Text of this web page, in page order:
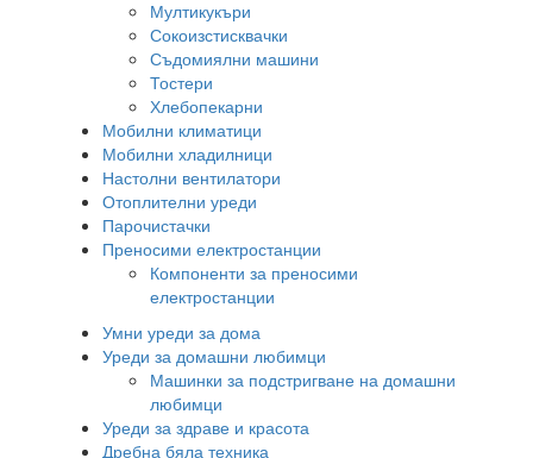
Мултикукъри
Сокоизстисквачки
Съдомиялни машини
Тостери
Хлебопекарни
Мобилни климатици
Мобилни хладилници
Настолни вентилатори
Отоплителни уреди
Парочистачки
Преносими електростанции
Компоненти за преносими
електростанции
Умни уреди за дома
Уреди за домашни любимци
Машинки за подстригване на домашни
любимци
Уреди за здраве и красота
Дребна бяла техника